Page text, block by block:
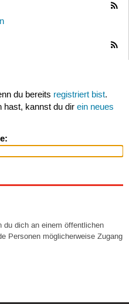
du bereits registriert bist.
hast, kannst du dir ein neues
du dich an einem öffentlichen
Personen möglicherweise Zugang